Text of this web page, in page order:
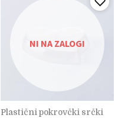
NI NA ZALOGI
plastični pokrovčki srčki